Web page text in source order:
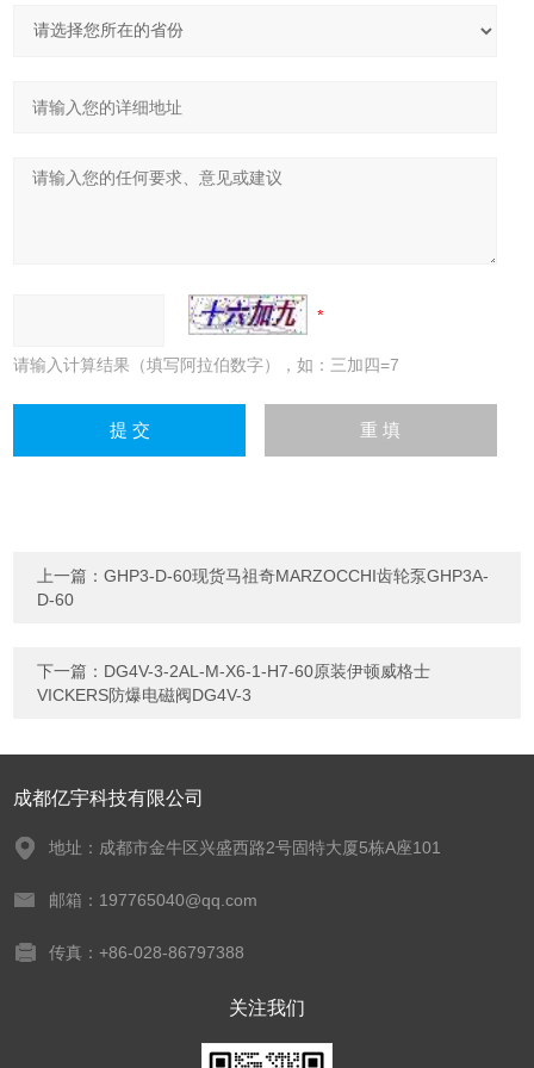
请输入计算结果（填写阿拉伯数字），如：三加四=7
上一篇：GHP3-D-60现货马祖奇MARZOCCHI齿轮泵GHP3A-
D-60
下一篇： DG4V-3-2AL-M-X6-1-H7-60原装伊顿威格士
VICKERS防爆电磁阀DG4V-3
成都亿宇科技有限公司
地址：成都市金牛区兴盛西路2号固特大厦5栋A座101
邮箱：197765040@qq.com
传真：+86-028-86797388
关注我们